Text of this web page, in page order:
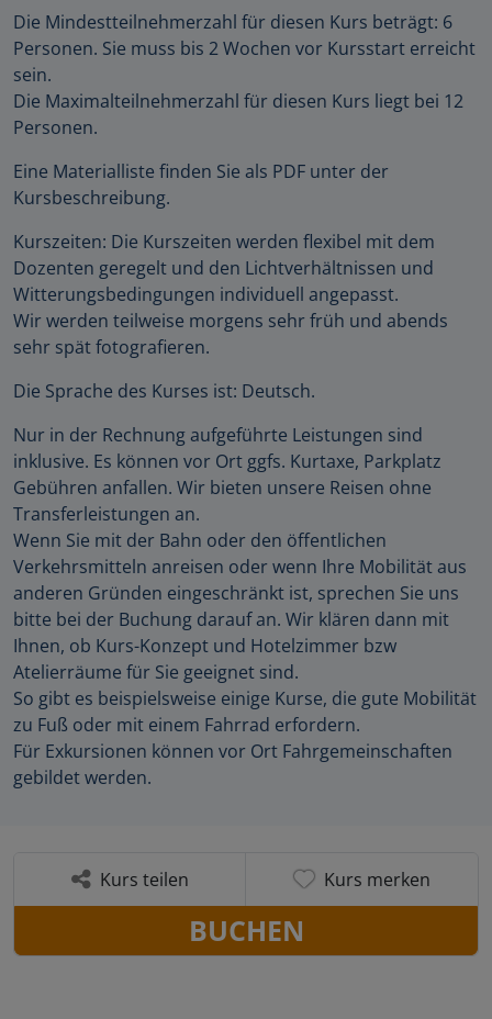
Die Mindestteilnehmerzahl für diesen Kurs beträgt: 6
Personen. Sie muss bis 2 Wochen vor Kursstart erreicht
sein.
Die Maximalteilnehmerzahl für diesen Kurs liegt bei 12
Personen.
Eine Materialliste finden Sie als PDF unter der
Kursbeschreibung.
Kurszeiten: Die Kurszeiten werden flexibel mit dem
Dozenten geregelt und den Lichtverhältnissen und
Witterungsbedingungen individuell angepasst.
Wir werden teilweise morgens sehr früh und abends
sehr spät fotografieren.
Die Sprache des Kurses ist: Deutsch.
Nur in der Rechnung aufgeführte Leistungen sind
inklusive. Es können vor Ort ggfs. Kurtaxe, Parkplatz
Gebühren anfallen. Wir bieten unsere Reisen ohne
Transferleistungen an.
Wenn Sie mit der Bahn oder den öffentlichen
Verkehrsmitteln anreisen oder wenn Ihre Mobilität aus
anderen Gründen eingeschränkt ist, sprechen Sie uns
bitte bei der Buchung darauf an. Wir klären dann mit
Ihnen, ob Kurs-Konzept und Hotelzimmer bzw
Atelierräume für Sie geeignet sind.
So gibt es beispielsweise einige Kurse, die gute Mobilität
zu Fuß oder mit einem Fahrrad erfordern.
Für Exkursionen können vor Ort Fahrgemeinschaften
gebildet werden.
Kurs teilen Kurs merken
BUCHEN